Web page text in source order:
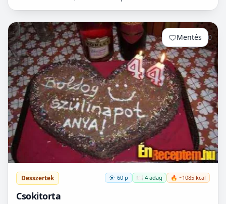
Mentés 0
Desszertek 60 p 🍽️ 4 adag 🔥 ~1085 kcal
Csokitorta